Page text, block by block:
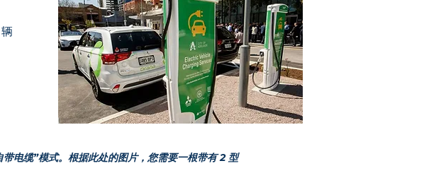
电缆”模式。根据此处的图片，您需要一根带有 2 型